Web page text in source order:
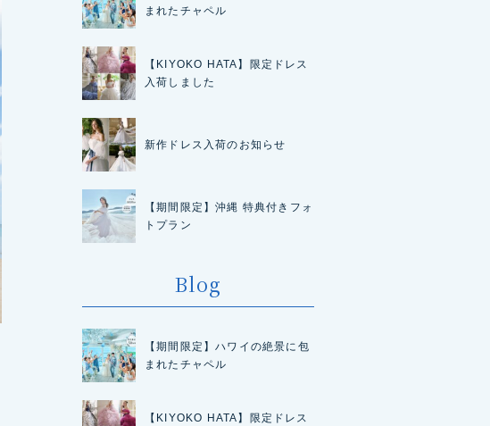
まれたチャペル
【KIYOKO HATA】限定ドレス
入荷しました
新作ドレス入荷のお知らせ
【期間限定】沖縄 特典付きフォ
トプラン
Blog
【期間限定】ハワイの絶景に包
まれたチャペル
【KIYOKO HATA】限定ドレス